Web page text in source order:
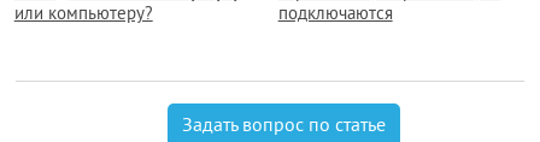
или компьютеру?
подключаются
Задать вопрос по статье